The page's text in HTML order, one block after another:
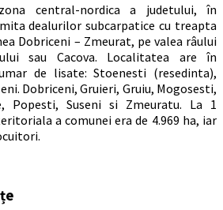
central-nordica a judetului, în
dealurilor subcarpatice cu treapta
Dobriceni – Zmeurat, pe valea râului
sau Cacova. Localitatea are în
de lisate: Stoenesti (resedinta),
Dobriceni, Gruieri, Gruiu, Mogosesti,
Popesti, Suseni si Zmeuratu. La 1
a comunei era de 4.969 ha, iar